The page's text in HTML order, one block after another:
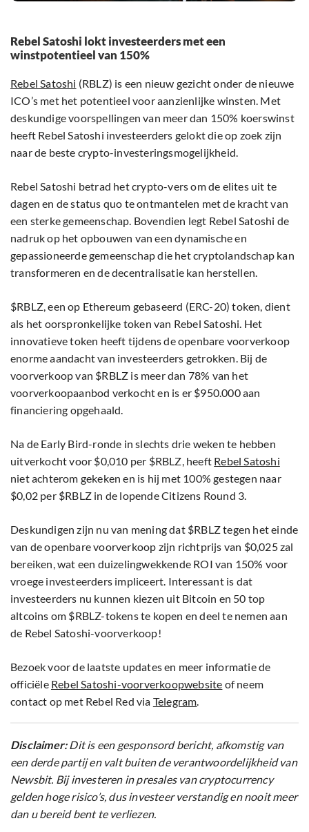
Rebel Satoshi lokt investeerders met een
winstpotentieel van 150%
Rebel Satoshi (RBLZ) is een nieuw gezicht onder de nieuwe
ICO’s met het potentieel voor aanzienlijke winsten. Met
deskundige voorspellingen van meer dan 150% koerswinst
heeft Rebel Satoshi investeerders gelokt die op zoek zijn
naar de beste crypto-investeringsmogelijkheid.
Rebel Satoshi betrad het crypto-vers om de elites uit te
dagen en de status quo te ontmantelen met de kracht van
een sterke gemeenschap. Bovendien legt Rebel Satoshi de
nadruk op het opbouwen van een dynamische en
gepassioneerde gemeenschap die het cryptolandschap kan
transformeren en de decentralisatie kan herstellen.
$RBLZ, een op Ethereum gebaseerd (ERC-20) token, dient
als het oorspronkelijke token van Rebel Satoshi. Het
innovatieve token heeft tijdens de openbare voorverkoop
enorme aandacht van investeerders getrokken. Bij de
voorverkoop van $RBLZ is meer dan 78% van het
voorverkoopaanbod verkocht en is er $950.000 aan
financiering opgehaald.
Na de Early Bird-ronde in slechts drie weken te hebben
uitverkocht voor $0,010 per $RBLZ, heeft Rebel Satoshi
niet achterom gekeken en is hij met 100% gestegen naar
$0,02 per $RBLZ in de lopende Citizens Round 3.
Deskundigen zijn nu van mening dat $RBLZ tegen het einde
van de openbare voorverkoop zijn richtprijs van $0,025 zal
bereiken, wat een duizelingwekkende ROI van 150% voor
vroege investeerders impliceert. Interessant is dat
investeerders nu kunnen kiezen uit Bitcoin en 50 top
altcoins om $RBLZ-tokens te kopen en deel te nemen aan
de Rebel Satoshi-voorverkoop!
Bezoek voor de laatste updates en meer informatie de
officiële Rebel Satoshi-voorverkoopwebsite of neem
contact op met Rebel Red via Telegram.
Disclaimer:Dit is een gesponsord bericht, afkomstig van
een derde partij en valt buiten de verantwoordelijkheid van
Newsbit. Bij investeren in presales van cryptocurrency
gelden hoge risico’s, dus investeer verstandig en nooit meer
dan u bereid bent te verliezen.